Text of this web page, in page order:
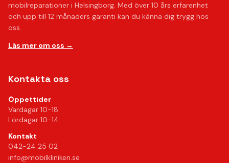
mobilreparationer i Helsingborg. Med över 10 års erfarenhet
och upp till 12 månaders garanti kan du känna dig trygg hos
oss.
Läs mer om oss →
Kontakta oss
Öppettider
Vardagar 10-18
Lördagar 10-14
Kontakt
042-24 25 02
info@mobilkliniken.se